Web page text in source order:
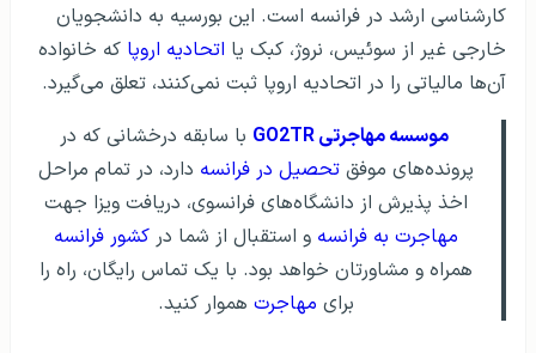
کارشناسی ارشد در فرانسه است. این بورسیه به دانشجویان
خارجی غیر از سوئیس، نروژ، کبک یا اتحادیه اروپا که خانواده
آن‌ها مالیاتی را در اتحادیه اروپا ثبت نمی‌کنند، تعلق می‌گیرد.
موسسه مهاجرتی GO2TR
با سابقه درخشانی که در
پرونده‌های موفق تحصیل در فرانسه دارد، در تمام مراحل
اخذ پذیرش از دانشگاه‌های فرانسوی، دریافت ویزا جهت
مهاجرت به فرانسه و استقبال از شما در کشور فرانسه
همراه و مشاورتان خواهد بود. با یک تماس رایگان، راه را
برای مهاجرت هموار کنید.